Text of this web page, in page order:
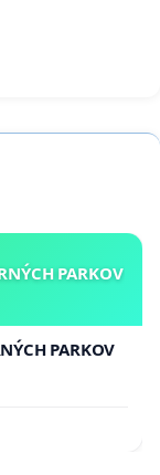
PARKOV
PARKOV